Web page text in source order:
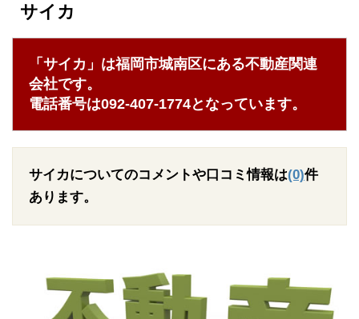
サイカ
「サイカ」は福岡市城南区にある不動産関連
会社です。
電話番号は092-407-1774となっています。
サイカについてのコメントや口コミ情報は(0)件
あります。